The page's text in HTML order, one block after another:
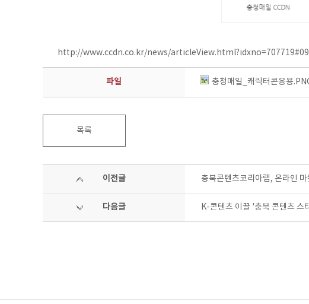
http://www.ccdn.co.kr/news/
파일 충청매일_캐릭터콘응용
목록
이전글 충북콘텐츠코리아랩, 온라인 마
다음글 K-콘텐츠 이끌 '충북 콘텐츠 스